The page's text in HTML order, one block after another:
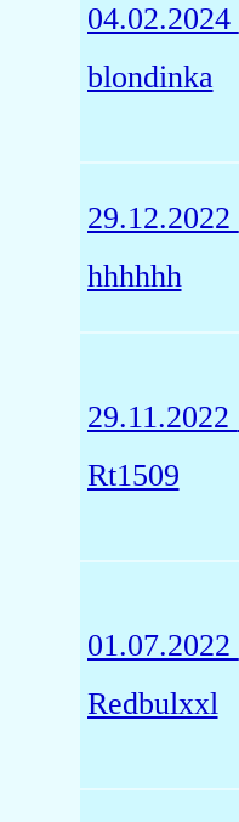
04.02.2024
blondinka
29.12.2022
hhhhhh
29.11.2022
Rt1509
01.07.2022
Redbulxxl